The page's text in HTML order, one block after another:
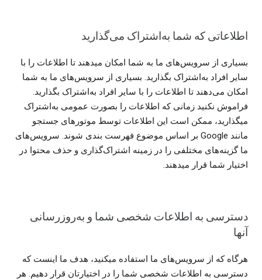
اطلاعاتی که شما به‌اشتراک می‌گذارید
بسیاری از سرویس‌های ما به شما امکان میدهند تا اطلاعات را با
سایر افراد به‌اشتراک بگذارید. بسیاری از سرویس‌های ما به شما
امکان می‌دهند تا اطلاعات را با سایر افراد به‌اشتراک بگذارید.
فراموش نکنید زمانی که اطلاعات را بصورت عمومی به‌اشتراک
میگذارید، ممکن است این اطلاعات توسط موتورهای جستجو
مانند Google بر اساس موضوع فهرست بندی شوند. سرویس‌های
ما گزینه‌های مختلفی را در زمینه اشتراک‌گذاری و حذف محتوا در
اختیار شما قرار میدهند.
دسترسی به اطلاعات شخصی شما و به‌روزرسانی
آنها
هرگاه که از سرویس‌های ما استفاده میکنید، هدف ما اینست که
دسترسی به اطلاعات شخصی شما را در اختیارتان قرار دهیم. هر